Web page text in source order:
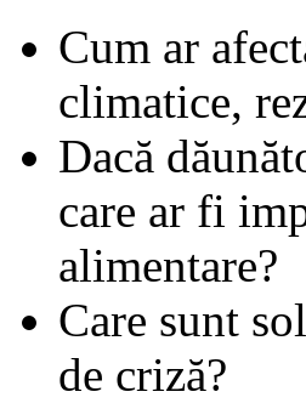
Cum ar
climatice,
Dacă
care ar fi
alimentare?
Care sunt
de criză?